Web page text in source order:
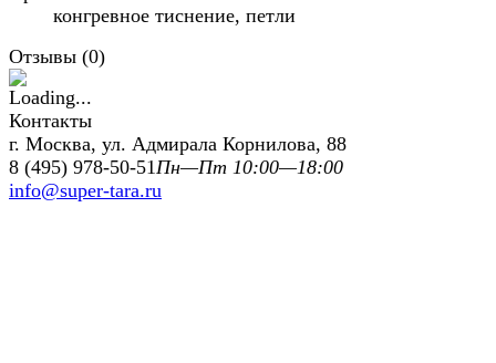
конгревное тиснение, петли
Отзывы (0)
Контакты
г. Москва, ул. Адмирала Корнилова, 88
8 (495) 978-50-51 Пн—Пт 10:00—18:00
info@super-tara.ru